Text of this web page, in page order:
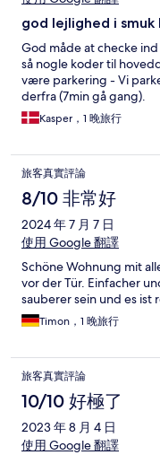
god lejlighed i smuk
God måde at checke
så nogle koder til
være parkering - Vi
derfra (7min gå gang).
Kasper，1 晚旅行
旅客真實評論
8/10 非常好
2024 年 7 月 7 日
使用 Google 翻譯
Schöne Wohnung mit
vor der Tür. Einfacher
sauberer sein und es ist
Timon，1 晚旅行
旅客真實評論
10/10 好極了
2023 年 8 月 4 日
使用 Google 翻譯